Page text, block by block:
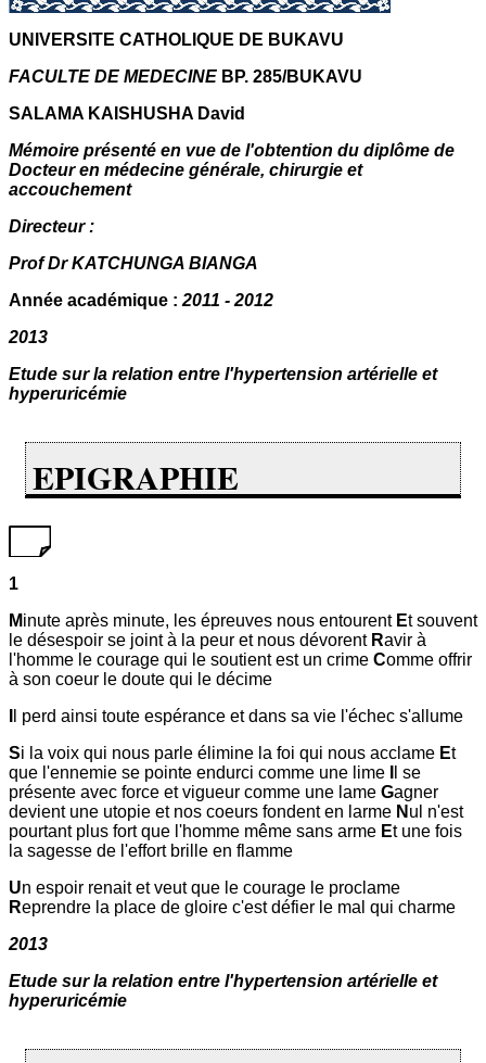
UNIVERSITE CATHOLIQUE DE BUKAVU
FACULTE DE MEDECINE BP. 285/BUKAVU
SALAMA KAISHUSHA David
Mémoire présenté en vue de l'obtention du diplôme de
Docteur en médecine générale, chirurgie et
accouchement
Directeur :
Prof Dr KATCHUNGA BIANGA
Année académique : 2011 - 2012
2013
Etude sur la relation entre l'hypertension artérielle et
hyperuricémie
EPIGRAPHIE
1
Minute après minute, les épreuves nous entourent Et souvent
le désespoir se joint à la peur et nous dévorent Ravir à
l'homme le courage qui le soutient est un crime Comme offrir
à son coeur le doute qui le décime
l perd ainsi toute espérance et dans sa vie l'échec s'allume
Si la voix qui nous parle élimine la foi qui nous acclame Et
que l'ennemie se pointe endurci comme une lime
l se
présente avec force et vigueur comme une lame Gagner
devient une utopie et nos coeurs fondent en larme N ul n'est
pourtant plus fort que l'homme même sans arme Et une fois
la sagesse de l'effort brille en flamme
Un espoir renait et veut que le courage le proclame
Reprendre la place de gloire c'est défier le mal qui charme
2013
Etude sur la relation entre l'hypertension artérielle et
hyperuricémie